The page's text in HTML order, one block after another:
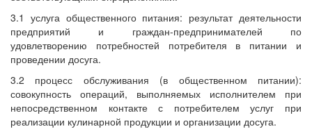
3.1 услуга общественного питания: результат деятельности
предприятий и граждан-предпринимателей по
удовлетворению потребностей потребителя в питании и
проведении досуга.
3.2 процесс обслуживания (в общественном питании):
совокупность операций, выполняемых исполнителем при
непосредственном контакте с потребителем услуг при
реализации кулинарной продукции и организации досуга.